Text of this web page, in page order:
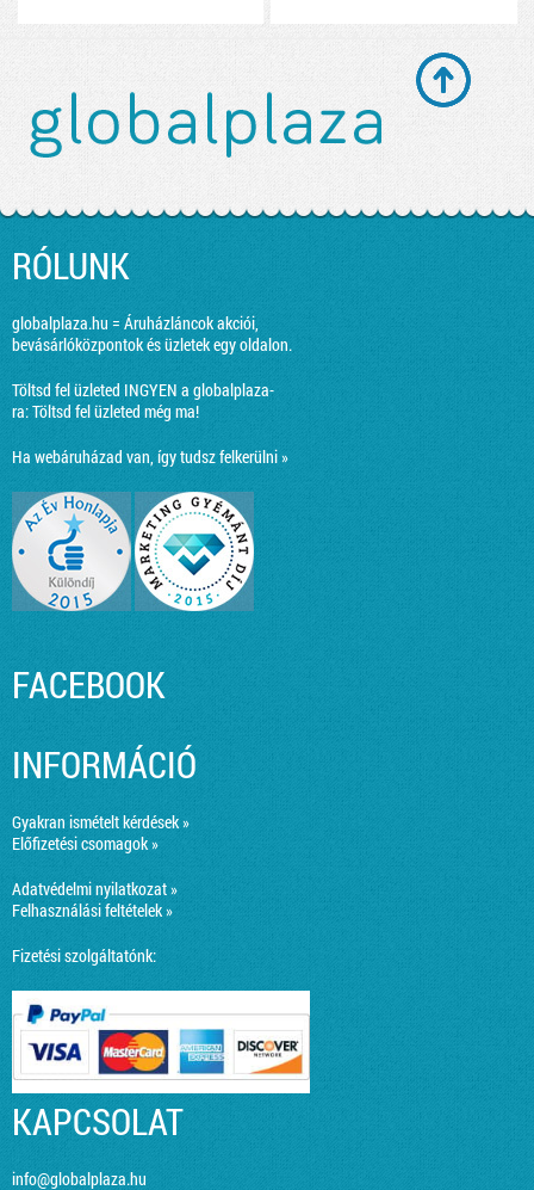
RÓLUNK
globalplaza.hu = Áruházláncok akciói,
bevásárlóközpontok és üzletek egy oldalon.
Töltsd fel üzleted INGYEN a globalplaza-
ra:Töltsd fel üzleted még ma!
Ha webáruházad van, így tudsz felkerülni »
FACEBOOK
INFORMÁCIÓ
Gyakran ismételt kérdések »
Előfizetési csomagok »
Adatvédelmi nyilatkozat »
Felhasználási feltételek »
Fizetési szolgáltatónk:
KAPCSOLAT
info@globalplaza.hu